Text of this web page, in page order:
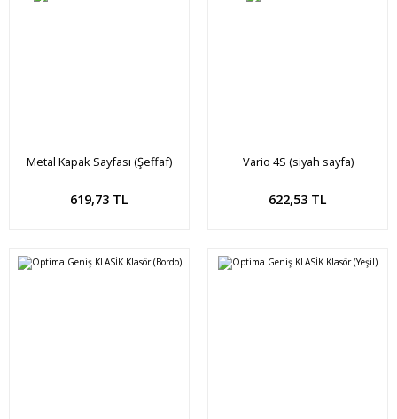
Metal Kapak Sayfası (Şeffaf)
619,73 TL
Sepete Ekle
Vario 4S (siyah sayfa)
622,53 TL
Sepete Ekle